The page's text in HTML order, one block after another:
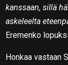
kanssaan, sillä
askeleelta
Eremenko
Honkaa vastaan